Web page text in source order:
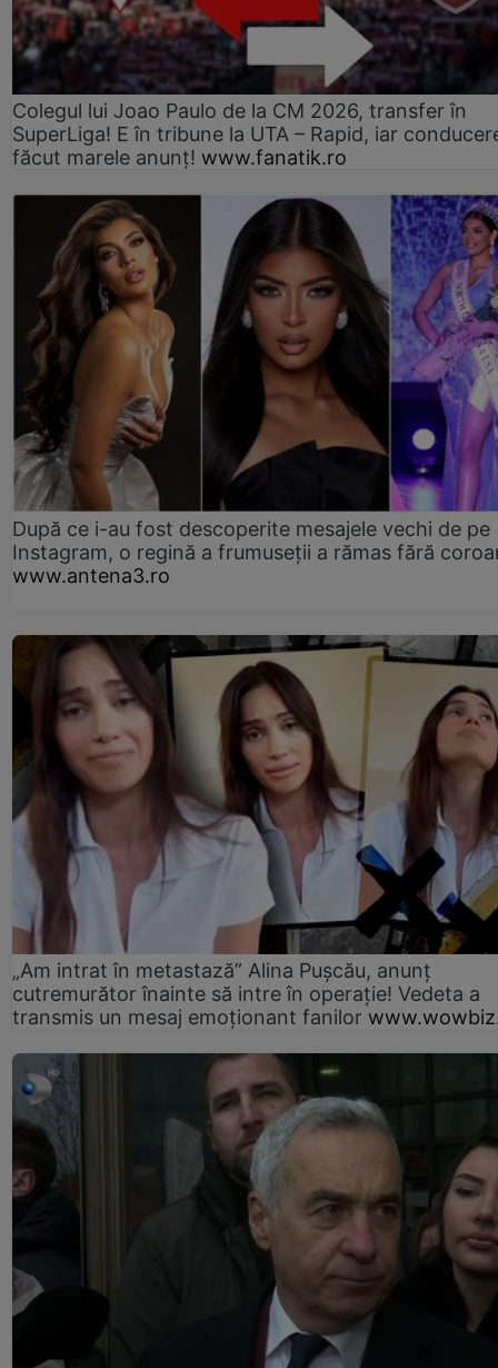
Colegul lui Joao Paulo de la CM 2026, transfer în
SuperLiga! E în tribune la UTA – Rapid, iar
făcut marele anunț! www.fanatik.ro
După ce i-au fost descoperite mesajele vechi de pe
Instagram, o regină a frumuseții a rămas fără
www.antena3.ro
„Am intrat în metastază” Alina Pușcău, anunț
cutremurător înainte să intre în operație! Vedeta a
transmis un mesaj emoționant fanilor